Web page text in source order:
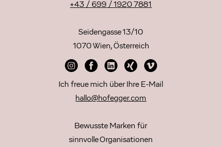
+43 / 699 / 1920 7881
Seidengasse 13/10
1070 Wien, Österreich
Ich freue mich über Ihre E-Mail
hallo@hofegger.com
Bewusste Marken für
sinnvolle Organisationen